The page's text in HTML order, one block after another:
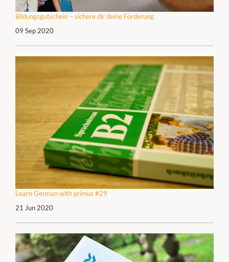
Bildungsgutschein – sichere dir deine Förderung
09 Sep 2020
Learn German with primus #29
21 Jun 2020